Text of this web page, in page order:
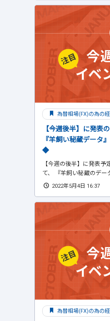
為替相場(FX)の為の
【今週後半】に発表
『羊飼い秘蔵データ
◆
【今週の後半】に発表
て、 『羊飼い秘蔵のデー
2022年5月4日 16:37
為替相場(FX)の為の